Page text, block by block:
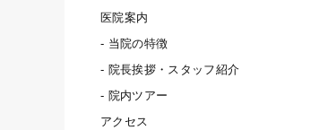
医院案内
当院の特徴
院長挨拶・スタッフ紹介
院内ツアー
アクセス